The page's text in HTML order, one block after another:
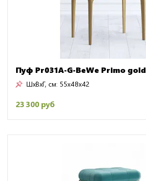
Пуф Pr031A-G-BeWe Primo gold
ШxВxГ, см: 55x48x42
23 300 руб